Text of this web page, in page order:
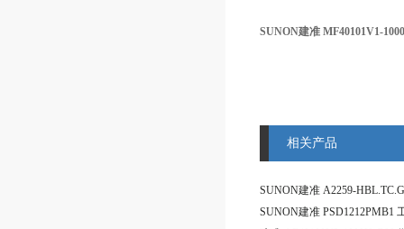
SUNON建准 MF40101V1-
相关产品